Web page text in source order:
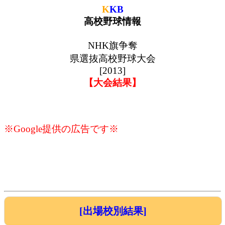
KKB
高校野球情報
NHK旗争奪
県選抜高校野球大会
[2013]
【大会結果】
※Google提供の広告です※
[出場校別結果]